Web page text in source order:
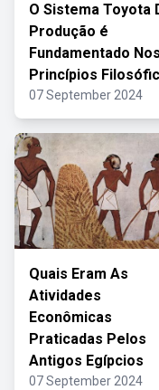
O Sistema Toyota
Produção é
Fundamentado Nos
Princípios
07 September 2024
Quais Eram As
Atividades
Econômicas
Praticadas Pelos
Antigos Egípcios
07 September 2024